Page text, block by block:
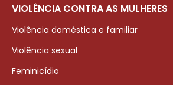
VIOLÊNCIA CONTRA AS MULHERES
Violência doméstica e familiar
Violência sexual
Feminicídio